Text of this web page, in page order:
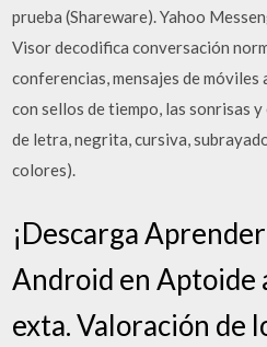
prueba (Shareware). Yahoo
Visor decodifica conversación
conferencias, mensajes de
con sellos de tiempo, las sonrisas
de letra, negrita, cursiva,
colores).
¡Descarga
Android en Aptoide
exta. Valoración de